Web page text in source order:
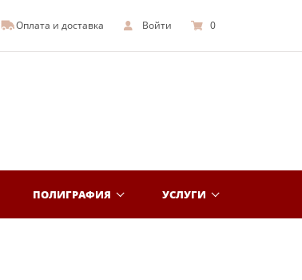
Оплата и доставка Войти 0
ПОЛИГРАФИЯ УСЛУГИ